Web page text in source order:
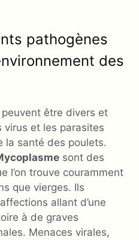
pathogènes
des
être divers et
virus et les parasites
la santé des poulets.
sont des
l’on trouve couramment
que vierges. Ils
allant d’une
à de graves
Menaces virales,